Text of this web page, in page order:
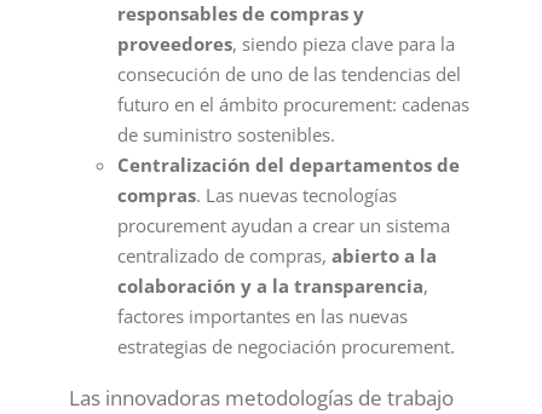
responsables de compras y
proveedores, siendo pieza clave para la
consecución de uno de las tendencias del
futuro en el ámbito procurement: cadenas
de suministro sostenibles.
Centralización del departamentos de
compras. Las nuevas tecnologías
procurement ayudan a crear un sistema
centralizado de compras, abierto a la
colaboración y a la transparencia,
factores importantes en las nuevas
estrategias de negociación procurement.
Las innovadoras metodologías de trabajo